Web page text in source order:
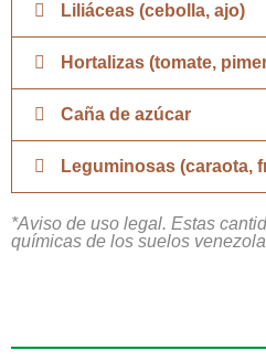
Liliáceas (cebolla, ajo)
Hortalizas (tomate,
Caña de azúcar
Leguminosas (caraota,
*Aviso de uso legal. Estas
químicas de los suelos